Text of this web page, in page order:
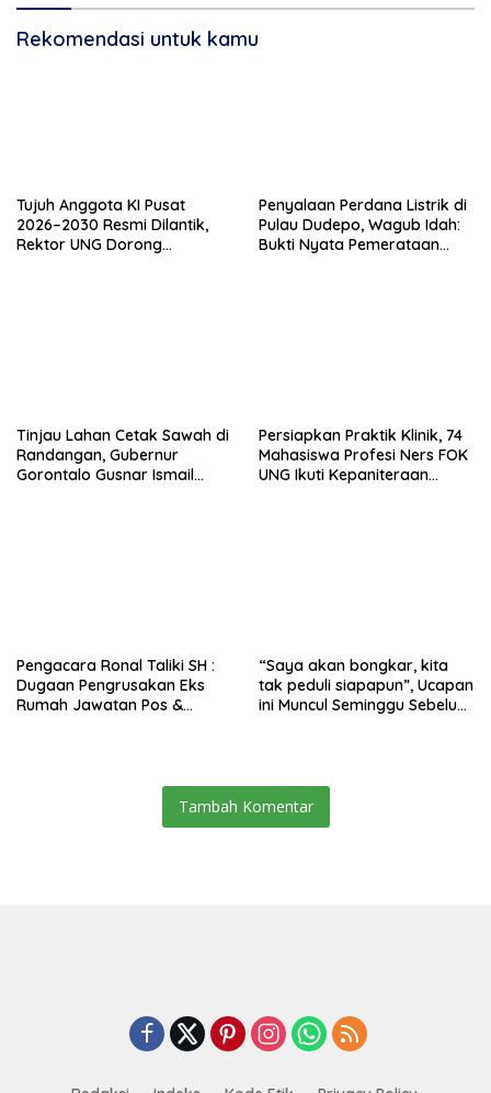
Profesional
Rekomendasi untuk kamu
Tujuh Anggota KI Pusat
2026–2030 Resmi Dilantik,
Rektor UNG Dorong
Penyalaan Perdana Listrik di
Pulau Dudepo, Wagub Idah:
Bukti Nyata Pemerataan
Tinjau Lahan Cetak Sawah di
Randangan, Gubernur
Gorontalo Gusnar Ismail
Persiapkan Praktik Klinik, 74
Mahasiswa Profesi Ners FOK
UNG Ikuti Kepaniteraan
Pengacara Ronal Taliki SH :
Dugaan Pengrusakan Eks
Rumah Jawatan Pos &
“Saya akan bongkar, kita
tak peduli siapapun”, Ucapan
ini Muncul Seminggu Sebelum
Tambah Komentar